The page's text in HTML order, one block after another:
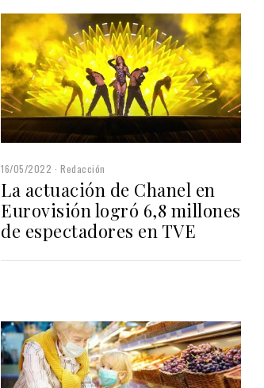
16/05/2022 Redacción
La actuación de Chanel en
Eurovisión logró 6,8 millones
de espectadores en TVE